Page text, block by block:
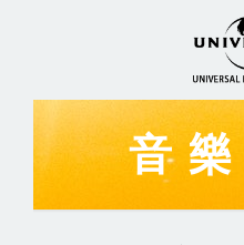
音